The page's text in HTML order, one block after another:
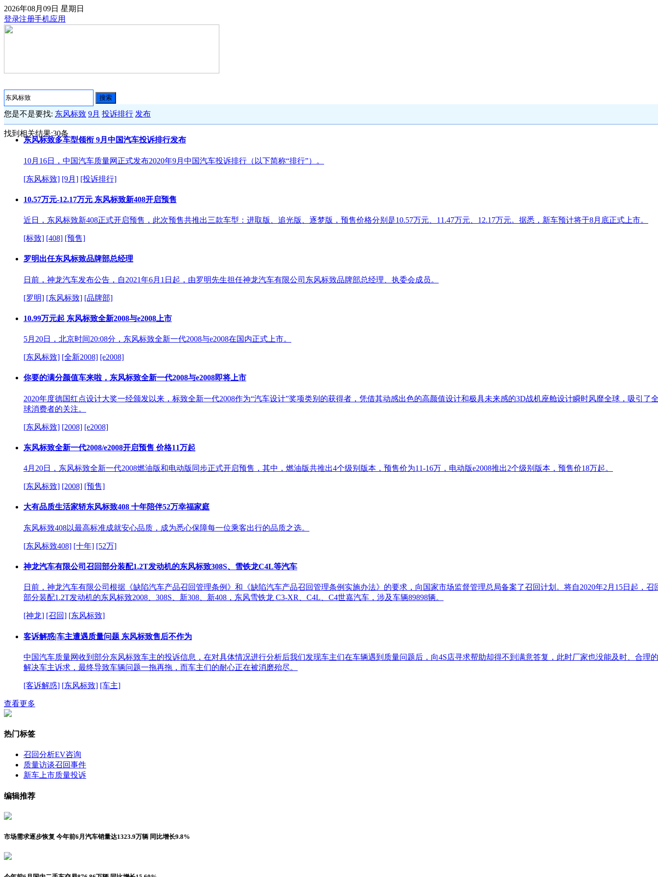
2026年08月09日 星期日
登录注册手机应用
搜索
您是不是要找: 东风标致 9月 投诉排行 发布
找到相关结果:30条
东风标致多车型领衔 9月中国汽车投诉排行发布
10月16日，中国汽车质量网正式发布2020年9月中国汽车投诉排行（以下简称“排行”）。
[东风标致] [9月] [投诉排行]
10.57万元-12.17万元 东风标致新408开启预售
近日，东风标致新408正式开启预售，此次预售共推出三款车型：进取版、追光版、逐梦版，预售价格分别是10.57万元、11.47万元、12.17万元。据悉，新车预计将于8月底正式上市。
[标致] [408] [预售]
罗明出任东风标致品牌部总经理
日前，神龙汽车发布公告，自2021年6月1日起，由罗明先生担任神龙汽车有限公司东风标致品牌部总经理、执委会成员。
[罗明] [东风标致] [品牌部]
10.99万元起 东风标致全新2008与e2008上市
5月20日，北京时间20:08分，东风标致全新一代2008与e2008在国内正式上市。
[东风标致] [全新2008] [e2008]
你要的满分颜值车来啦，东风标致全新一代2008与e2008即将上市
2020年度德国红点设计大奖一经颁发以来，标致全新一代2008作为“汽车设计”奖项类别的获得者，凭借其动感出色的高颜值设计和极具未来感的3D战机座舱设计瞬时风靡全球，吸引了
球消费者的关注。
[东风标致] [2008] [e2008]
东风标致全新一代2008/e2008开启预售 价格11万起
4月20日，东风标致全新一代2008燃油版和电动版同步正式开启预售，其中，燃油版共推出4个级别版本，预售价为11-16万，电动版e2008推出2个级别版本，预售价18万起。
[东风标致] [2008] [预售]
大有品质生活家轿东风标致408 十年陪伴52万幸福家庭
东风标致408以最高标准成就安心品质，成为悉心保障每一位乘客出行的品质之选。
[东风标致408] [十年] [52万]
神龙汽车有限公司召回部分装配1.2T发动机的东风标致308S、雪铁龙C4L等汽车
日前，神龙汽车有限公司根据《缺陷汽车产品召回管理条例》和《缺陷汽车产品召回管理条例实施办法》的要求，向国家市场监督管理总局备案了召回计划。将自2020年2月15日起，召
部分装配1.2T发动机的东风标致2008、308S、新308、新408，东风雪铁龙 C3-XR、C4L、C4世嘉汽车，涉及车辆89898辆。
[神龙] [召回] [东风标致]
客诉解惑|车主遭遇质量问题 东风标致售后不作为
中国汽车质量网收到部分东风标致车主的投诉信息，在对具体情况进行分析后我们发现车主们在车辆遇到质量问题后，向4S店寻求帮助却得不到满意答复，此时厂家也没能及时、合理的
解决车主诉求，最终导致车辆问题一拖再拖，而车主们的耐心正在被消磨殆尽。
[客诉解惑] [东风标致] [车主]
查看更多
热门标签
召回分析EV咨询
质量访谈召回事件
新车上市质量投诉
编辑推荐
市场需求逐步恢复 今年前6月汽车销量达1323.9万辆 同比增长9.8%